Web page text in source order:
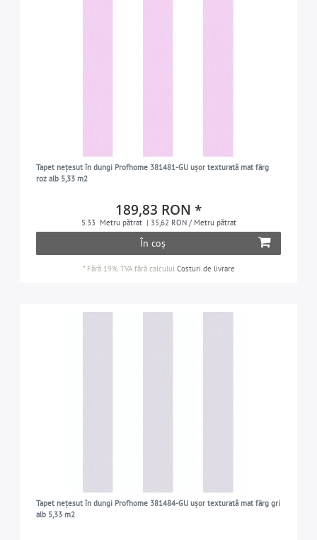
Tapet nețesut în dungi Profhome 381481-GU ușor texturată mat färg
roz alb 5,33 m2
189,83 RON *
5.33 Metru pătrat | 35,62 RON / Metru pătrat
În coș
* Fără 19% TVAfără calculul Costuri de livrare
Tapet nețesut în dungi Profhome 381484-GU ușor texturată mat färg gri
alb 5,33 m2